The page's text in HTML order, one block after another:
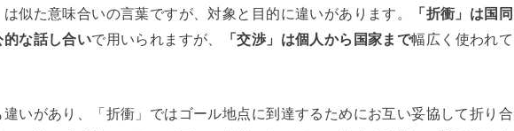
は似た意味合いの言葉ですが、対象と目的に違いがあります。
「折衝」は国同
な話し合いで用いられますが、 「交渉」は個人から国家まで幅広く使われて
違いがあり、「折衝」ではゴール地点に到達するためにお互い妥協して折り合